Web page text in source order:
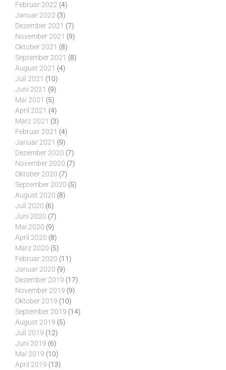
Februar 2022 (4)
Januar 2022 (3)
Dezember 2021 (7)
November 2021 (9)
Oktober 2021 (8)
September 2021 (8)
August 2021 (4)
Juli 2021 (10)
Juni 2021 (9)
Mai 2021 (5)
April 2021 (4)
März 2021 (3)
Februar 2021 (4)
Januar 2021 (9)
Dezember 2020 (7)
November 2020 (7)
Oktober 2020 (7)
September 2020 (5)
August 2020 (8)
Juli 2020 (6)
Juni 2020 (7)
Mai 2020 (9)
April 2020 (8)
März 2020 (5)
Februar 2020 (11)
Januar 2020 (9)
Dezember 2019 (17)
November 2019 (9)
Oktober 2019 (10)
September 2019 (14)
August 2019 (5)
Juli 2019 (12)
Juni 2019 (6)
Mai 2019 (10)
April 2019 (13)